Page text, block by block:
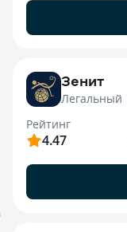
Зенит
Легальный
Рейтинг
4.47